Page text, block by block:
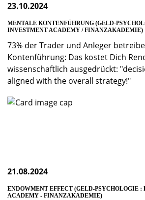
23.10.2024
MENTALE KONTENFÜHRUNG (GELD-
INVESTMENT ACADEMY / FINANZAKADEMIE)
73% der Trader und Anleger
Kontenführung: Das kostet Dich
wissenschaftlich ausgedrückt:
aligned with the overall strategy!"
21.08.2024
ENDOWMENT EFFECT (GELD-PSYCHOLOGIE :
ACADEMY - FINANZAKADEMIE)